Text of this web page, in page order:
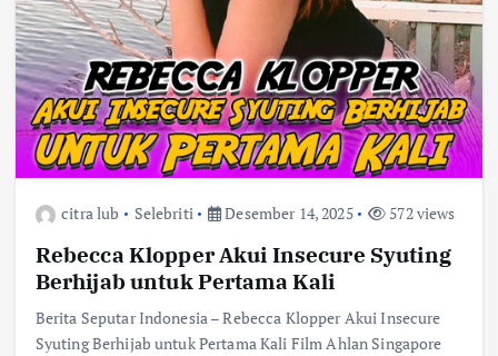
citra lub Selebriti Desember 14, 2025 572 views
Rebecca Klopper Akui Insecure Syuting
Berhijab untuk Pertama Kali
Berita Seputar Indonesia – Rebecca Klopper Akui Insecure
Syuting Berhijab untuk Pertama Kali Film Ahlan Singapore